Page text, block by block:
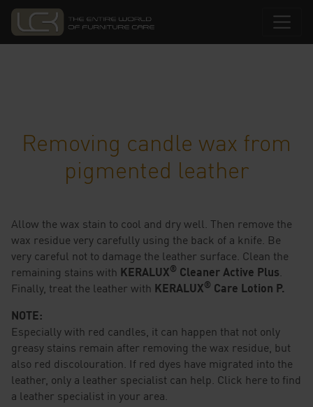
Removing candle wax from
pigmented leather
Allow the wax stain to cool and dry well. Then remove the
wax residue very carefully using the back of a knife. Be
very careful not to damage the leather surface. Clean the
remaining stains with KERALUX® Cleaner Active Plus
Finally, treat the leather with KERALUX® Care Lotion P.
NOTE:
Especially with red candles, it can happen that not only
greasy stains remain after removing the wax residue, but
also red discolouration. If red dyes have migrated into the
leather, only a leather specialist can help. Click here to find
a leather specialist in your area.